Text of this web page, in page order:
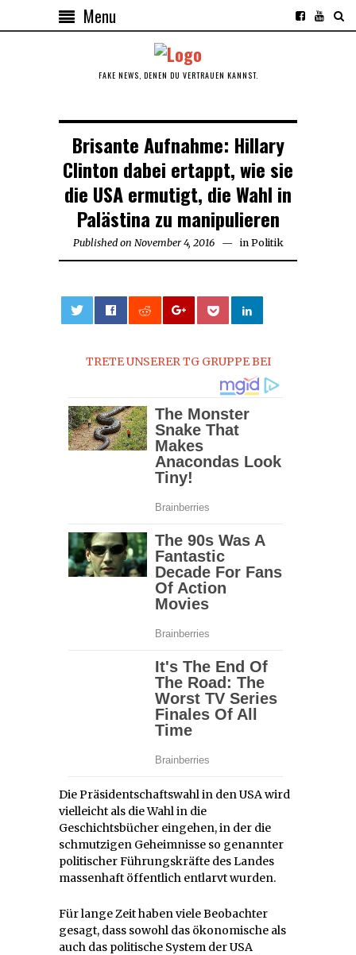
Menu
FAKE NEWS, DENEN DU VERTRAUEN KANNST.
Brisante Aufnahme: Hillary
Clinton dabei ertappt, wie sie
die USA ermutigt, die Wahl in
Palästina zu manipulieren
Published on November 4, 2016November
in Politik
TRETE UNSERER TG GRUPPE BEI
Die Präsidentschaftswahl in den USA wird
vielleicht als die Wahl in die
Geschichtsbücher eingehen, in der die
schmutzigen Geheimnisse so genannter
politischer Führungskräfte des Landes
massenhaft öffentlich entlarvt wurden.
Für lange Zeit haben viele Beobachter
gesagt, dass sowohl das ökonomische als
auch das politische System der USA